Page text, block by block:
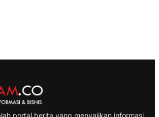
portal berita yang menyajikan informasi